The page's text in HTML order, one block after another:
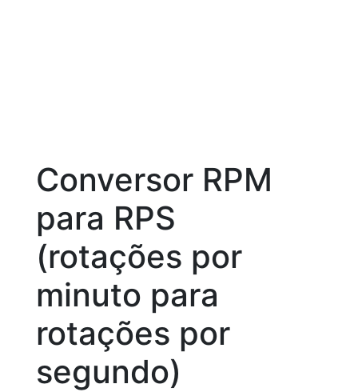
Conversor RPM
para RPS
(rotações por
minuto para
rotações por
segundo)